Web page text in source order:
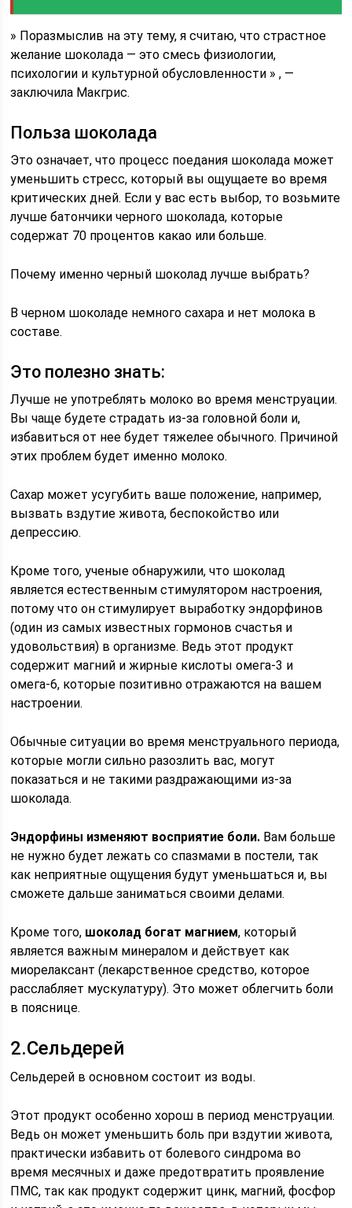
» Поразмыслив на эту тему, я считаю, что страстное
желание шоколада — это смесь физиологии,
психологии и культурной обусловленности » , —
заключила Макгрис.
Польза шоколада
Это означает, что процесс поедания шоколада может
уменьшить стресс, который вы ощущаете во время
критических дней. Если у вас есть выбор, то возьмите
лучше батончики черного шоколада, которые
содержат 70 процентов какао или больше.
Почему именно черный шоколад лучше выбрать?
В черном шоколаде немного сахара и нет молока в
составе.
Это полезно знать:
Лучше не употреблять молоко во время менструации.
Вы чаще будете страдать из-за головной боли и,
избавиться от нее будет тяжелее обычного. Причиной
этих проблем будет именно молоко.
Сахар может усугубить ваше положение, например,
вызвать вздутие живота, беспокойство или
депрессию.
Кроме того, ученые обнаружили, что шоколад
является естественным стимулятором настроения,
потому что он стимулирует выработку эндорфинов
(один из самых известных гормонов счастья и
удовольствия) в организме. Ведь этот продукт
содержит магний и жирные кислоты омега-3 и
омега-6, которые позитивно отражаются на вашем
настроении.
Обычные ситуации во время менструального периода,
которые могли сильно разозлить вас, могут
показаться и не такими раздражающими из-за
шоколада.
Эндорфины изменяют восприятие боли. Вам больше
не нужно будет лежать со спазмами в постели, так
как неприятные ощущения будут уменьшаться и, вы
сможете дальше заниматься своими делами.
Кроме того, шоколад богат магнием, который
является важным минералом и действует как
миорелаксант (лекарственное средство, которое
расслабляет мускулатуру). Это может облегчить боли
в пояснице.
2.Сельдерей
Сельдерей в основном состоит из воды.
Этот продукт особенно хорош в период менструации.
Ведь он может уменьшить боль при вздутии живота,
практически избавить от болевого синдрома во
время месячных и даже предотвратить проявление
ПМС, так как продукт содержит цинк, магний, фосфор